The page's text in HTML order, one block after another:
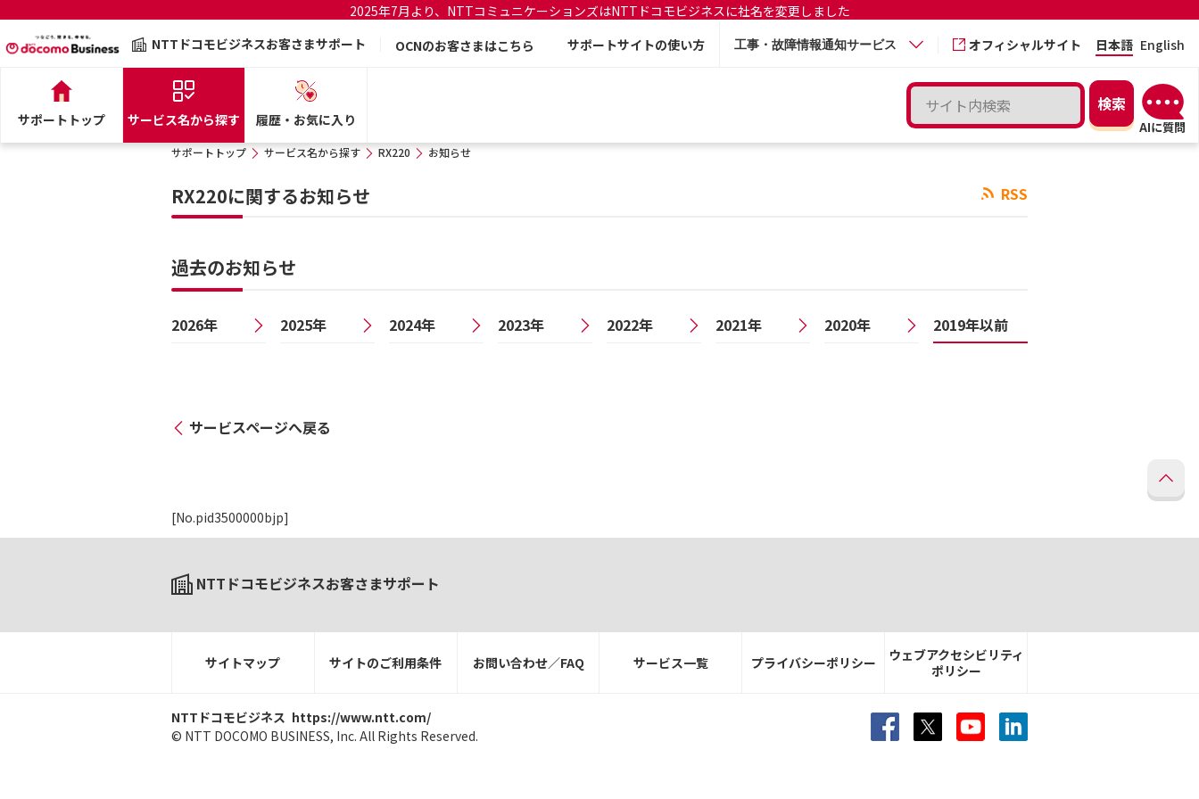
2025年7月より、NTTコミュニケーションズはNTTドコモビジネスに社名を変更しました
NTTドコモビジネスお客さまサポート
OCNのお客さまはこちら サポートサイトの使い方 工事・故障情報通知サービス オフィシャルサイト 日本語 English
サポートトップ サービス名から探す 履歴・お気に入り
サポートトップ サービス名から探す RX220 お知らせ
RSS
RX220に関するお知らせ
過去のお知らせ
2026年 2025年 2024年 2023年 2022年 2021年 2020年 2019年以前
サービスページへ戻る
[No.pid3500000bjp]
NTTドコモビジネスお客さまサポート
サイトマップ サイトのご利用条件 お問い合わせ／FAQ サービス一覧 プライバシーポリシー
ウェブアクセシビリティ
ポリシー
NTTドコモビジネス https://www.ntt.com/
© NTT DOCOMO BUSINESS, Inc. All Rights Reserved.